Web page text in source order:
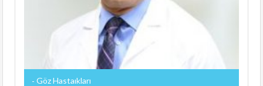
Göz Hastaıkları